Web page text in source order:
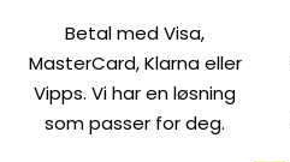
Betal med Visa,
MasterCard, Klarna eller
Vipps. Vi har en løsning
som passer for deg.